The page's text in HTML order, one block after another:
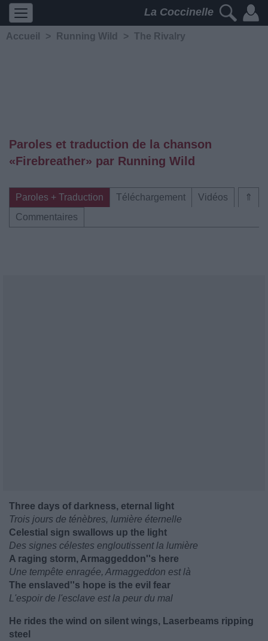
La Coccinelle
Accueil > Running Wild > The Rivalry
Paroles et traduction de la chanson
«Firebreather» par Running Wild
⇑
Paroles + Traduction Téléchargement
Vidéos
Commentaires
Three days of darkness, eternal light
Trois jours de ténèbres, lumière éternelle
Celestial sign swallows up the light
Des signes célestes engloutissent la lumière
A raging storm, Armaggeddon''s here
Une tempête enragée, Armaggeddon est là
The enslaved''s hope is the evil fear
L'espoir de l'esclave est la peur du mal
He rides the wind on silent wings, Laserbeams ripping
steel